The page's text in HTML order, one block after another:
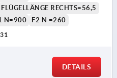
FLÜGELLÄNGE RECHTS=56,5
N=900 F2 N =260
DETAILS